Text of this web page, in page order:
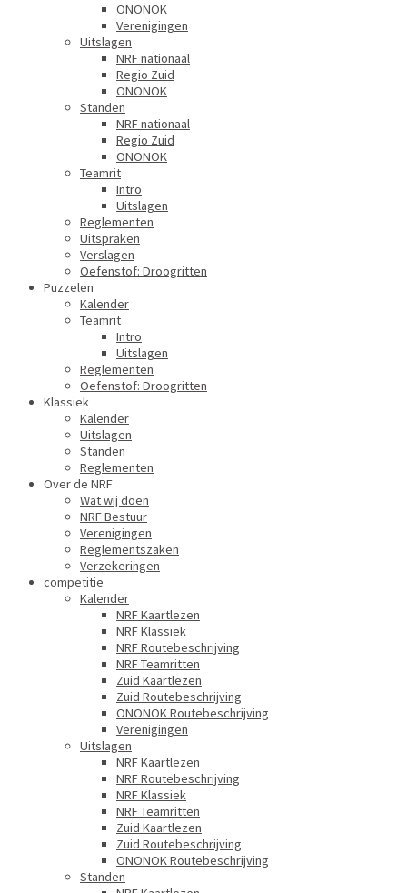
ONONOK
Verenigingen
Uitslagen
NRF nationaal
Regio Zuid
ONONOK
Standen
NRF nationaal
Regio Zuid
ONONOK
Teamrit
Intro
Uitslagen
Reglementen
Uitspraken
Verslagen
Oefenstof: Droogritten
Puzzelen
Kalender
Teamrit
Intro
Uitslagen
Reglementen
Oefenstof: Droogritten
Klassiek
Kalender
Uitslagen
Standen
Reglementen
Over de NRF
Wat wij doen
NRF Bestuur
Verenigingen
Reglementszaken
Verzekeringen
competitie
Kalender
NRF Kaartlezen
NRF Klassiek
NRF Routebeschrijving
NRF Teamritten
Zuid Kaartlezen
Zuid Routebeschrijving
ONONOK Routebeschrijving
Verenigingen
Uitslagen
NRF Kaartlezen
NRF Routebeschrijving
NRF Klassiek
NRF Teamritten
Zuid Kaartlezen
Zuid Routebeschrijving
ONONOK Routebeschrijving
Standen